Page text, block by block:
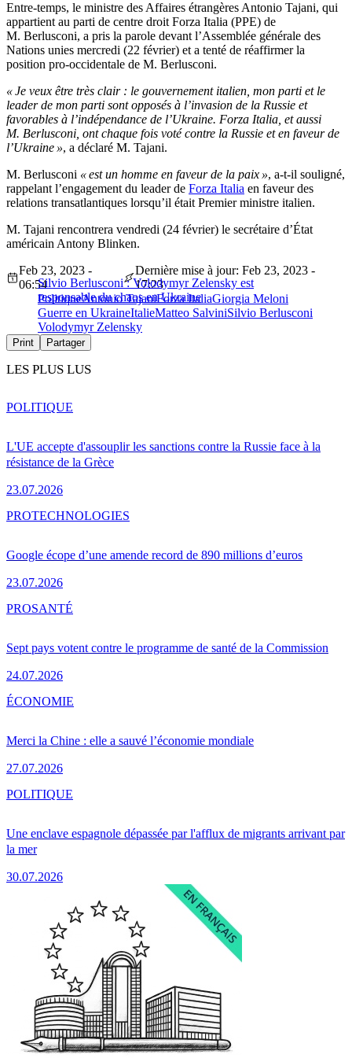
Entre-temps, le ministre des Affaires étrangères Antonio Tajani, qui
appartient au parti de centre droit Forza Italia (PPE) de
M. Berlusconi, a pris la parole devant l’Assemblée générale des
Nations unies mercredi (22 février) et a tenté de réaffirmer la
position pro-occidentale de M. Berlusconi.
« Je veux être très clair : le gouvernement italien, mon parti et le
leader de mon parti sont opposés à l’invasion de la Russie et
favorables à l’indépendance de l’Ukraine. Forza Italia, et aussi
M. Berlusconi, ont chaque fois voté contre la Russie et en faveur de
l’Ukraine », a déclaré M. Tajani.
M. Berlusconi « est un homme en faveur de la paix », a-t-il souligné,
rappelant l’engagement du leader de Forza Italia en faveur des
relations transatlantiques lorsqu’il était Premier ministre italien.
M. Tajani rencontrera vendredi (24 février) le secrétaire d’État
américain Antony Blinken.
Silvio Berlusconi : Volodymyr Zelensky est
responsable du chaos en Ukraine
Feb 23, 2023 -
06:54
Dernière mise à jour: Feb 23, 2023 -
17:23
PolitiqueAntonio TajaniForza ItaliaGiorgia Meloni
Guerre en UkraineItalieMatteo SalviniSilvio Berlusconi
Volodymyr Zelensky
Print Partager
LES PLUS LUS
L'UE accepte d'assouplir les sanctions contre la Russie face à la
résistance de la Grèce
23.07.2026
POLITIQUE
Google écope d’une amende record de 890 millions d’euros
23.07.2026
PROTECHNOLOGIES
Sept pays votent contre le programme de santé de la Commission
24.07.2026
PROSANTÉ
Merci la Chine : elle a sauvé l’économie mondiale
27.07.2026
ÉCONOMIE
Une enclave espagnole dépassée par l'afflux de migrants arrivant par
la mer
30.07.2026
POLITIQUE